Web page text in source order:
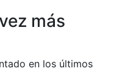
más
en los últimos